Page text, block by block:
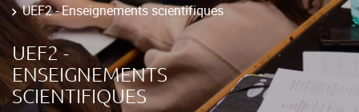
UEF2 - Enseignements scientifiques
UEF2 -
ENSEIGNEMENTS
SCIENTIFIQUES